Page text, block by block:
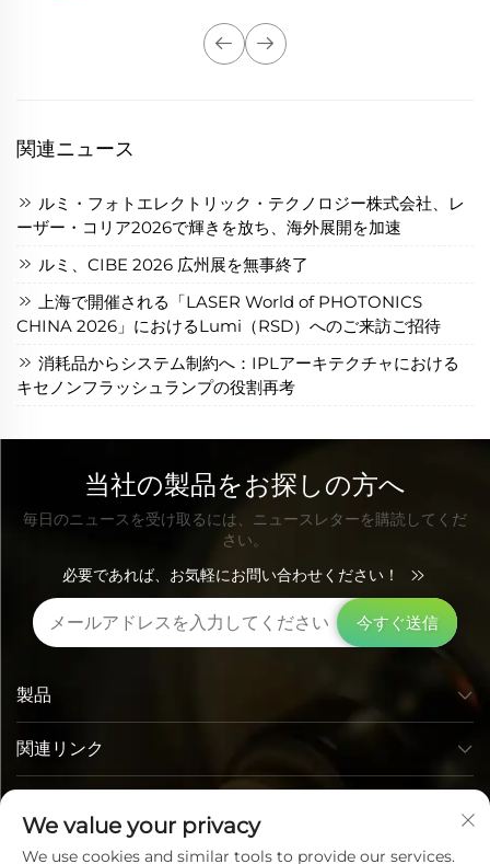
関連ニュース
ルミ・フォトエレクトリック・テクノロジー株式会社、レ
ーザー・コリア2026で輝きを放ち、海外展開を加速
ルミ、CIBE 2026 広州展を無事終了
上海で開催される「LASER World of PHOTONICS
CHINA 2026」におけるLumi（RSD）へのご来訪ご招待
消耗品からシステム制約へ：IPLアーキテクチャにおける
キセノンフラッシュランプの役割再考
当社の製品をお探しの方へ
毎日のニュースを受け取るには、ニュースレターを購読してくだ
さい。
必要であれば、お気軽にお問い合わせください！
今すぐ送信
関連リンク
製品
We value your privacy
We use cookies and similar tools to provide our services.